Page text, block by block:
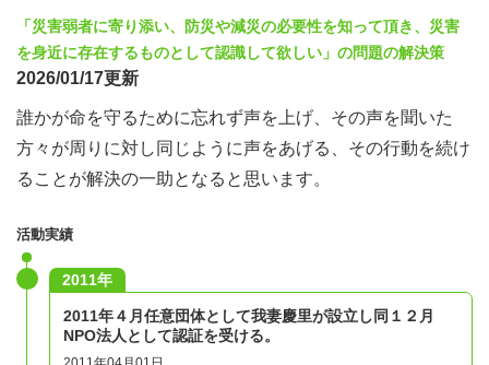
「災害弱者に寄り添い、防災や減災の必要性を知って頂き、災害
を身近に存在するものとして認識して欲しい」の問題の解決策
2026/01/17更新
誰かが命を守るために忘れず声を上げ、その声を聞いた
方々が周りに対し同じように声をあげる、その行動を続け
ることが解決の一助となると思います。
活動実績
2011年
2011年４月任意団体として我妻慶里が設立し同１２月
NPO法人として認証を受ける。